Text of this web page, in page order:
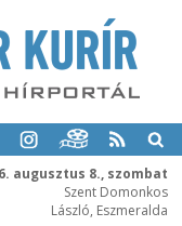
augusztus 8., szombat
Szent Domonkos
László, Eszmeralda